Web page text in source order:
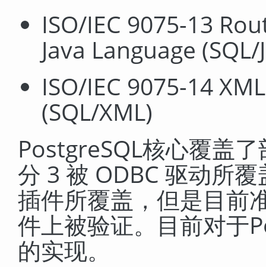
ISO/IEC 9075-13
Java Language (SQL/
ISO/IEC 9075-14
(SQL/XML)
PostgreSQL核心覆盖
分 3 被 ODBC 驱动所
插件所覆盖，但是目前
件上被验证。目前对于
的实现。